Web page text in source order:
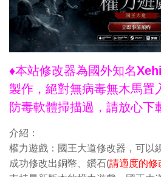
♦本站修改器為國外知名
製作，絕對無病毒無木馬置
防毒軟體掃描過，請放心下
介紹：
權力遊戲：國王大道修改器，可以
成功修改出銅幣、鑽石(請適度的修